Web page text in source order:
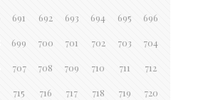
691 692 693 694 695 696
699 700 701 702 703 704
707 708 709 710 711 712
715 716 717 718 719 720